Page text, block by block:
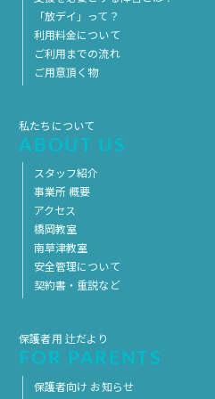
「放デイ」って？
利用料金について
ご利用までの流れ
ご用意頂く物
私たちについて
ABOUT US
スタッフ紹介
事業所 概要
アクセス
橋岡教室
南草津教室
安全管理について
契約書・重説など
保護者用 辻だより
FOR PARENTS
保護者向け お知らせ